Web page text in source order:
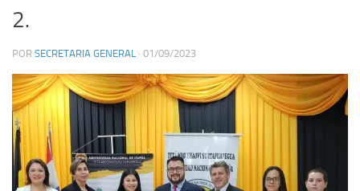
2.
POR SECRETARIA GENERAL · 01/09/2023